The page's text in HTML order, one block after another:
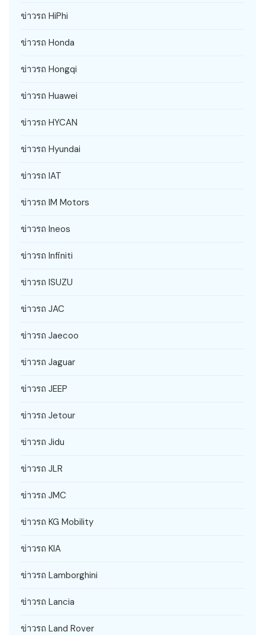
ข่าวรถ HiPhi
ข่าวรถ Honda
ข่าวรถ Hongqi
ข่าวรถ Huawei
ข่าวรถ HYCAN
ข่าวรถ Hyundai
ข่าวรถ IAT
ข่าวรถ IM Motors
ข่าวรถ Ineos
ข่าวรถ Infiniti
ข่าวรถ ISUZU
ข่าวรถ JAC
ข่าวรถ Jaecoo
ข่าวรถ Jaguar
ข่าวรถ JEEP
ข่าวรถ Jetour
ข่าวรถ Jidu
ข่าวรถ JLR
ข่าวรถ JMC
ข่าวรถ KG Mobility
ข่าวรถ KIA
ข่าวรถ Lamborghini
ข่าวรถ Lancia
ข่าวรถ Land Rover